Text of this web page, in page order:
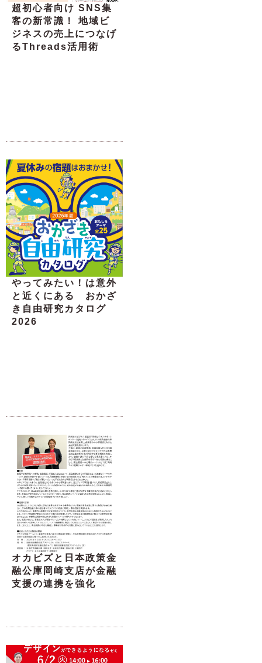
超初心者向け SNS集
客の新常識！ 地域ビ
ジネスの売上につなげ
るThreads活用術
やってみたい！は意外
と近くにある おかざ
き自由研究カタログ
2026
オカビズと日本政策金
融公庫岡崎支店が金融
支援の連携を強化